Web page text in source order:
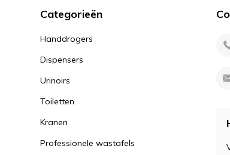
Categorieën
Handdrogers
Dispensers
Urinoirs
Toiletten
Kranen
Professionele wastafels